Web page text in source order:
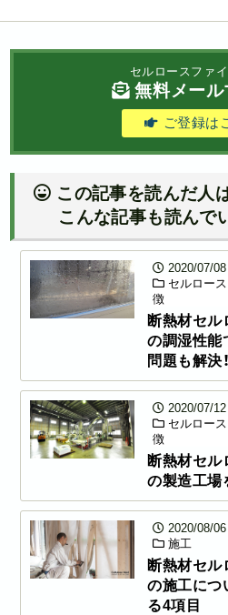
セルロースファ
無料メール
ご登録は
この記事を読んだ人
こんな記事も読んで
2020/07/
セルロース
徴
断熱材セル
の調湿性能
問題も解決！
2020/07/
セルロース
徴
断熱材セル
の製造工場
2020/08/
施工
断熱材セル
の施工につ
る4項目